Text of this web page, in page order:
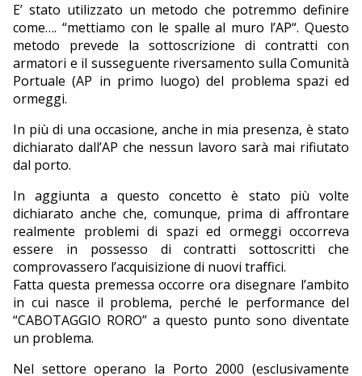
E’ stato utilizzato un metodo che potremmo definire
come…. “mettiamo con le spalle al muro l’AP“. Questo
metodo prevede la sottoscrizione di contratti con
armatori e il susseguente riversamento sulla Comunità
Portuale (AP in primo luogo) del problema spazi ed
ormeggi.
In più di una occasione, anche in mia presenza, è stato
dichiarato dall’AP che nessun lavoro sarà mai rifiutato
dal porto.
In aggiunta a questo concetto è stato più volte
dichiarato anche che, comunque, prima di affrontare
realmente problemi di spazi ed ormeggi occorreva
essere in possesso di contratti sottoscritti che
comprovassero l’acquisizione di nuovi traffici.
Fatta questa premessa occorre ora disegnare l’ambito
in cui nasce il problema, perché le performance del
“CABOTAGGIO RORO” a questo punto sono diventate
un problema.
Nel settore operano la Porto 2000 (esclusivamente